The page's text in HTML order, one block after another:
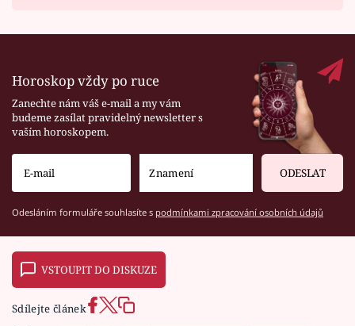
Horoskop vždy po ruce
Zanechte nám váš e-mail a my vám
budeme zasílat pravidelný newsletter s
vaším horoskopem.
ODESLAT
Odesláním formuláře souhlasíte s podmínkami zpracování osobních údajů
VSTOUPIT DO DISKUZE
Sdílejte článek